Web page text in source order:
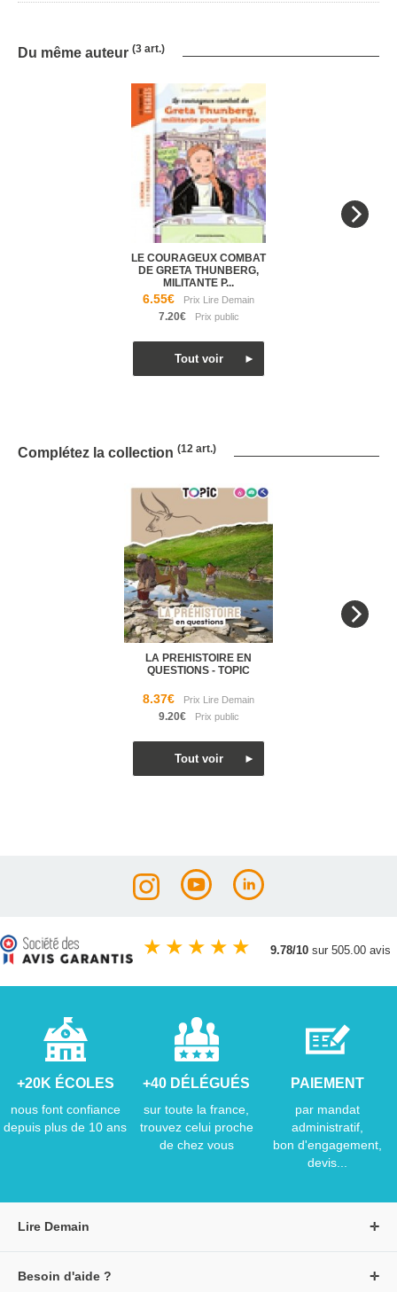
Du même auteur (3 art.)
LE COURAGEUX COMBAT
DE GRETA THUNBERG,
MILITANTE P...
6.55€
7.20€
Complétez la collection (12 art.)
LA PREHISTOIRE EN
QUESTIONS - TOPIC
8.37€
9.20€
★ ★ ★ ★ ★ 9.78/10 sur 505.00 avis
+20K ÉCOLES
nous font confiance
depuis plus de 10 ans
+40 DÉLÉGUÉS
sur toute la france,
trouvez celui proche
de chez vous
PAIEMENT
par mandat
administratif,
bon d'engagement,
devis...
Lire Demain
Besoin d'aide ?